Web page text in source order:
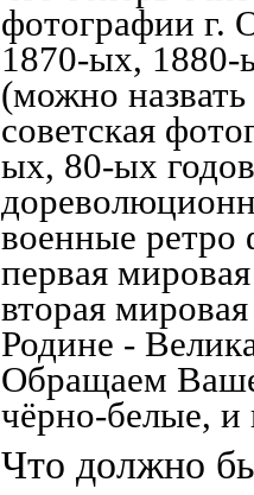
фотографии г.
1870-ых, 1880-
(можно
советская
ых, 80-ых
военные ретро
первая
вторая
Родине -
Обращаем
чёрно-белые, и
Что должно